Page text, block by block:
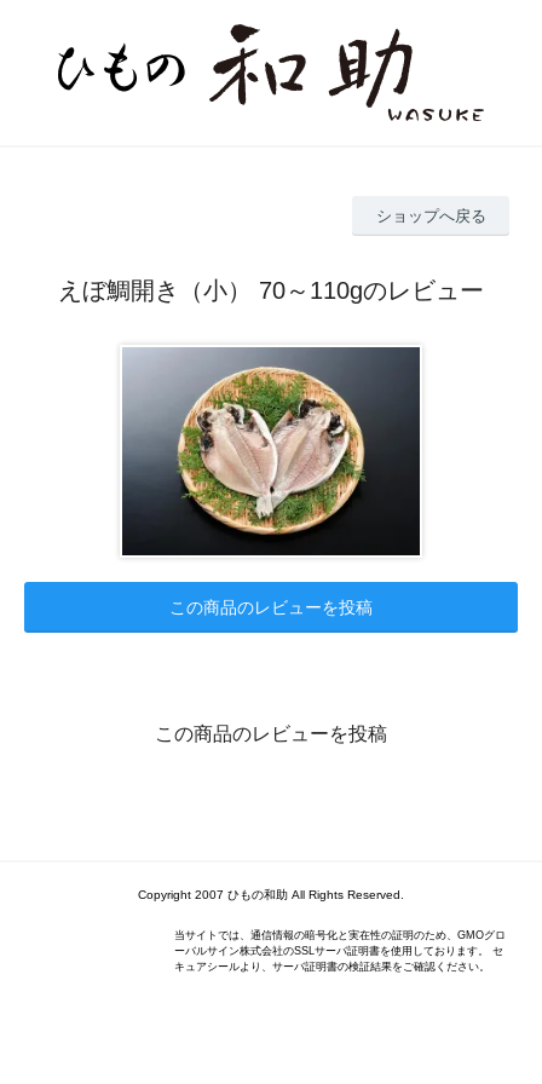
ショップへ戻る
えぼ鯛開き（小） 70～110gのレビュー
この商品のレビューを投稿
この商品のレビューを投稿
Copyright 2007 ひもの和助 All Rights Reserved.
当サイトでは、通信情報の暗号化と実在性の証明のため、GMOグロ
ーバルサイン株式会社のSSLサーバ証明書を使用しております。 セ
キュアシールより、サーバ証明書の検証結果をご確認ください。